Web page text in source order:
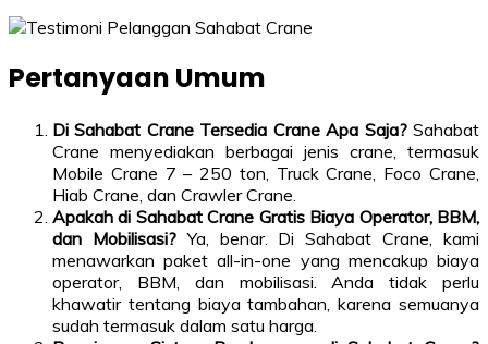
Pertanyaan Umum
Di Sahabat Crane Tersedia Crane Apa Saja?Sahabat
Crane menyediakan berbagai jenis crane, termasuk
Mobile Crane 7 – 250 ton, Truck Crane, Foco Crane,
Hiab Crane, dan Crawler Crane.
Apakah di Sahabat Crane Gratis Biaya Operator, BBM,
dan Mobilisasi?Ya, benar. Di Sahabat Crane, kami
menawarkan paket all-in-one yang mencakup biaya
operator, BBM, dan mobilisasi. Anda tidak perlu
khawatir tentang biaya tambahan, karena semuanya
sudah termasuk dalam satu harga.